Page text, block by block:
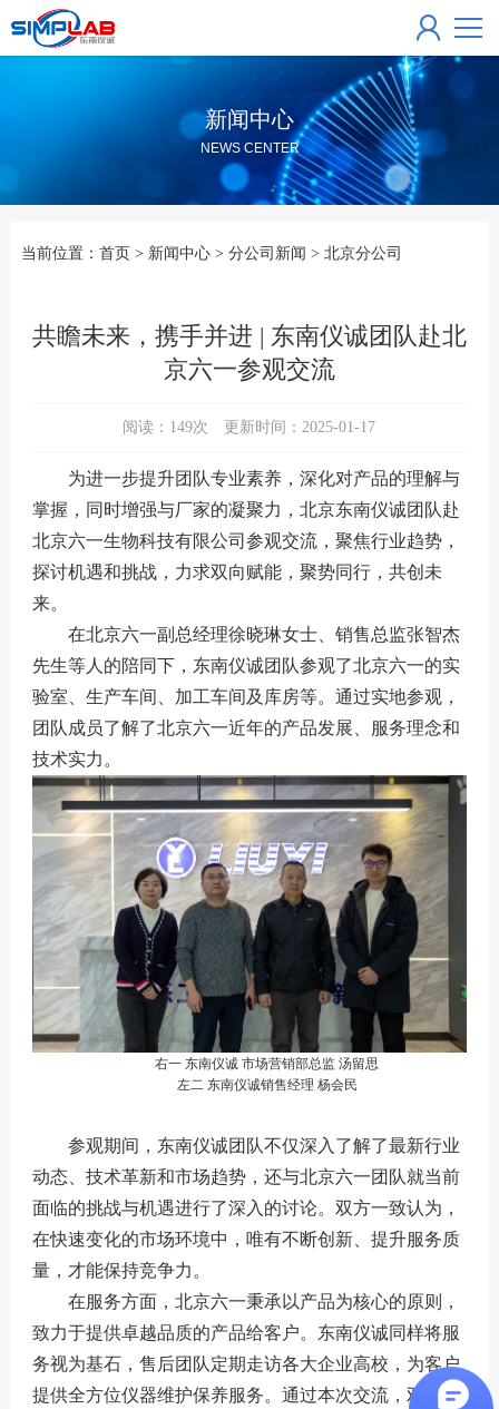
新闻中心
NEWS CENTER
当前位置： 首页 > 新闻中心> 分公司新闻 > 北京分公司
共瞻未来，携手并进 | 东南仪诚团队赴北
京六一参观交流
阅读： 149次 更新时间：2025-01-17
为进一步提升团队专业素养，深化对产品的理解与
掌握，同时增强与厂家的凝聚力，北京东南仪诚团队赴
北京六一生物科技有限公司参观交流，聚焦行业趋势，
探讨机遇和挑战，力求双向赋能，聚势同行，共创未
来。
在北京六一副总经理徐晓琳女士、销售总监张智杰
先生等人的陪同下，东南仪诚团队参观了北京六一的实
验室、生产车间、加工车间及库房等。通过实地参观，
团队成员了解了北京六一近年的产品发展、服务理念和
技术实力。
右一 东南仪诚 市场营销部总监 汤留思
左二 东南仪诚销售经理 杨会民
参观期间，东南仪诚团队不仅深入了解了最新行业
动态、技术革新和市场趋势，还与北京六一团队就当前
面临的挑战与机遇进行了深入的讨论。双方一致认为，
在快速变化的市场环境中，唯有不断创新、提升服务质
量，才能保持竞争力。
在服务方面，北京六一秉承以产品为核心的原则，
致力于提供卓越品质的产品给客户。东南仪诚同样将服
务视为基石，售后团队定期走访各大企业高校，为客户
提供全方位仪器维护保养服务。通过本次交流，双方深